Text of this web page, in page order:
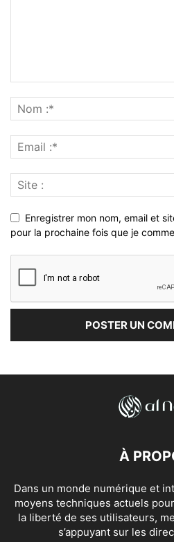
Enregistrer mon nom, email et
pour la prochaine fois que je
À
Dans un monde numérique et
moyens techniques actuels
la liberté de ses utilisateurs,
s’appuyant sur les